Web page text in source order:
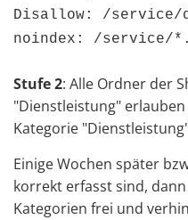
Disallow: /service/
noindex: /service/
Stufe 2: Alle Ordner der
"Dienstleistung"
Kategorie
Einige Wochen später
korrekt erfasst sind,
Kategorien frei und